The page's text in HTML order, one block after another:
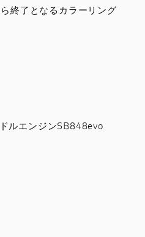
終了となるカラーリング
ルエンジンSB848evo